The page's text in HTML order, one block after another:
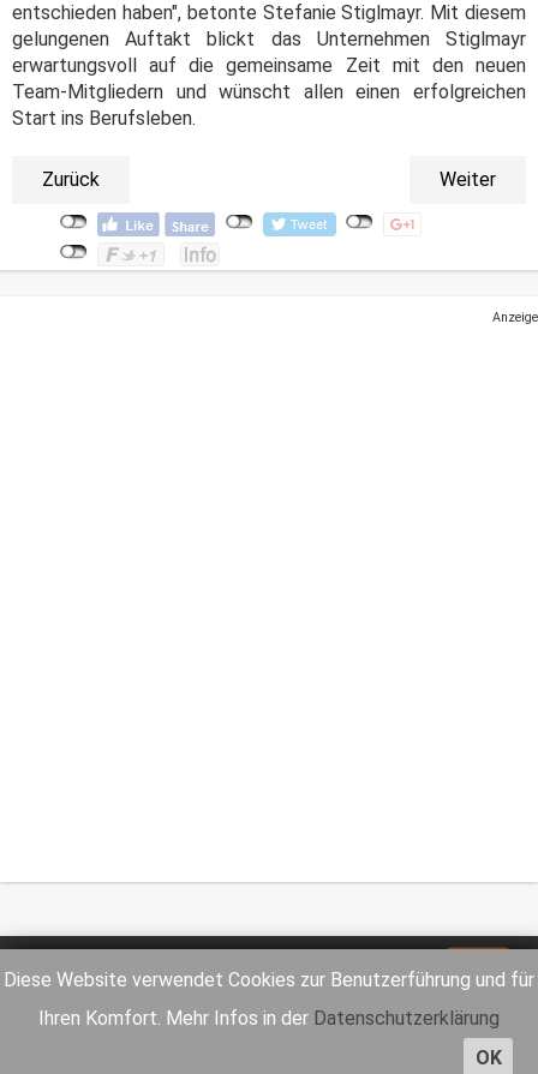
Diese Website verwendet Cookies zur Benutzerführung und für
Ihren Komfort. Mehr Infos in der Datenschutzerklärung
OK
entschieden haben", betonte Stefanie Stiglmayr. Mit diesem
gelungenen Auftakt blickt das Unternehmen Stiglmayr
erwartungsvoll auf die gemeinsame Zeit mit den neuen
Team-Mitgliedern und wünscht allen einen erfolgreichen
Start ins Berufsleben.
Zurück Weiter
Anzeige